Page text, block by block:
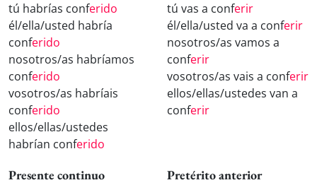
tú habrías conferido
él/ella/usted habría
conferido
nosotros/as habríamos
conferido
vosotros/as habríais
conferido
ellos/ellas/ustedes
habrían conferido
tú vas a conferir
él/ella/usted va a conferir
nosotros/as vamos a
conferir
vosotros/as vais a conferir
ellos/ellas/ustedes van a
conferir
Presente continuo Pretérito anterior